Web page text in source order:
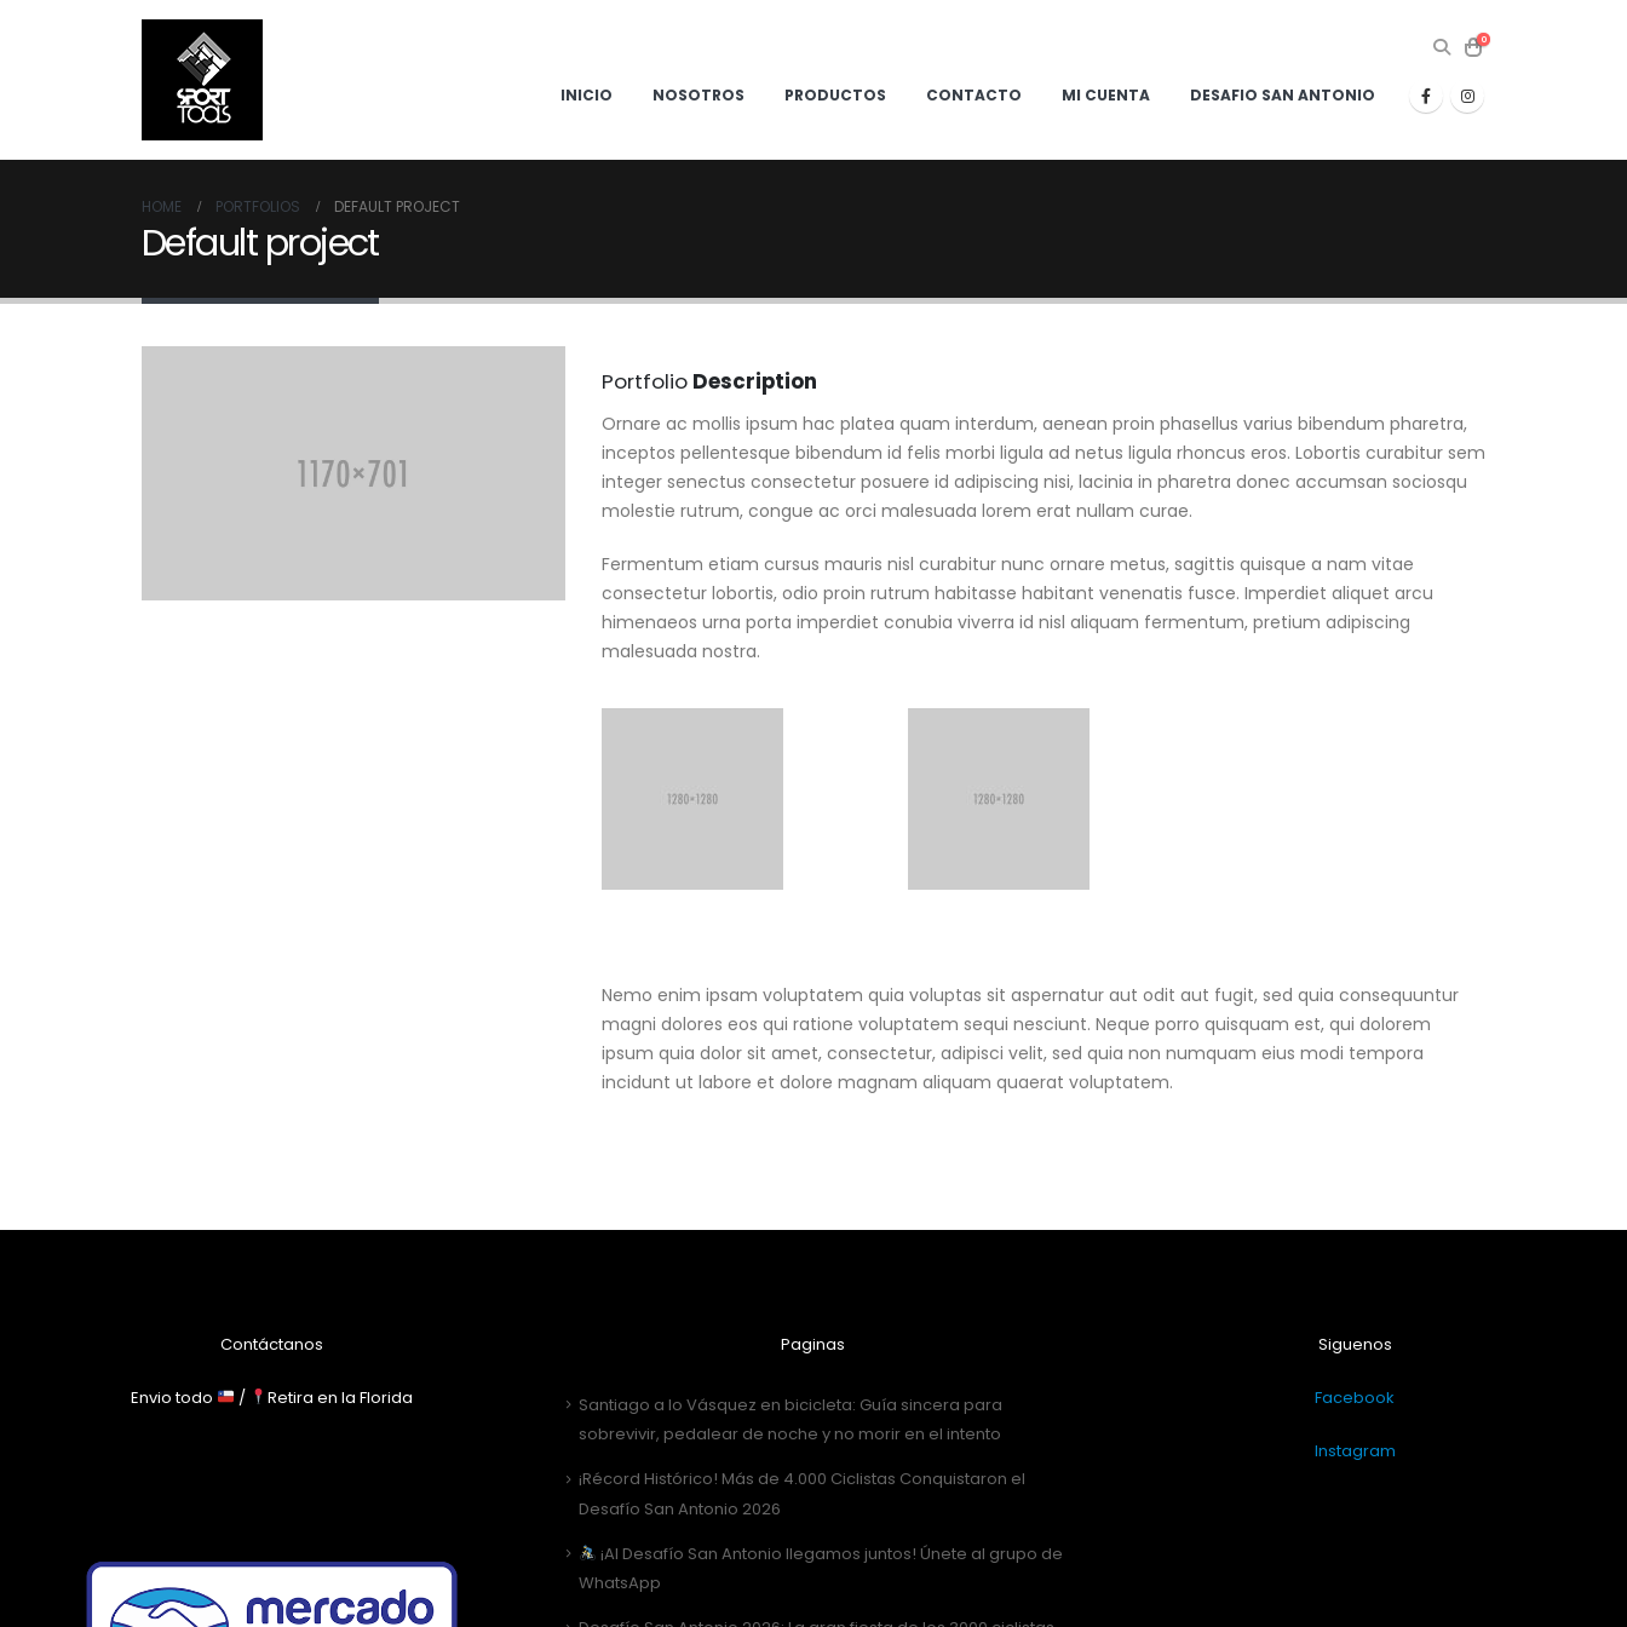
0
INICIO NOSOTROS PRODUCTOS CONTACTO MI CUENTA DESAFIO SAN ANTONIO
HOME PORTFOLIOS DEFAULT PROJECT
Default project
Portfolio Description
Ornare ac mollis ipsum hac platea quam interdum, aenean proin phasellus varius bibendum pharetra,
inceptos pellentesque bibendum id felis morbi ligula ad netus ligula rhoncus eros. Lobortis curabitur sem
integer senectus consectetur posuere id adipiscing nisi, lacinia in pharetra donec accumsan sociosqu
molestie rutrum, congue ac orci malesuada lorem erat nullam curae.
Fermentum etiam cursus mauris nisl curabitur nunc ornare metus, sagittis quisque a nam vitae
consectetur lobortis, odio proin rutrum habitasse habitant venenatis fusce. Imperdiet aliquet arcu
himenaeos urna porta imperdiet conubia viverra id nisl aliquam fermentum, pretium adipiscing
malesuada nostra.
Nemo enim ipsam voluptatem quia voluptas sit aspernatur aut odit aut fugit, sed quia consequuntur
magni dolores eos qui ratione voluptatem sequi nesciunt. Neque porro quisquam est, qui dolorem
ipsum quia dolor sit amet, consectetur, adipisci velit, sed quia non numquam eius modi tempora
incidunt ut labore et dolore magnam aliquam quaerat voluptatem.
Contáctanos
Envio todo / Retira en la Florida
Paginas
Santiago a lo Vásquez en bicicleta: Guía sincera para
sobrevivir, pedalear de noche y no morir en el intento
¡Récord Histórico! Más de 4.000 Ciclistas Conquistaron el
Desafío San Antonio 2026
¡Al Desafío San Antonio llegamos juntos! Únete al grupo de
WhatsApp
Siguenos
Facebook
Instagram